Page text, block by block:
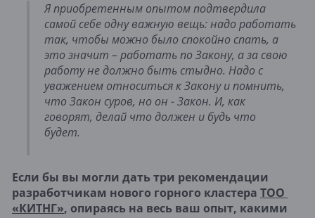
Я приобретенным опытом подтвердила
самой себе одну важную вещь: надо работать
так, чтобы можно было спокойно спать, а
это значит – работать по Закону, а за свою
работу не должно быть стыдно. Надо с
уважением относиться к Закону и помнить,
что Закон суров, но он - Закон. И, как
говорят, делай что должен и будь что
будет.
Если бы вы могли дать три рекомендации
разработчикам нового горного кластера ТОО
«КИТНГ», опираясь на весь ваш опыт, какими